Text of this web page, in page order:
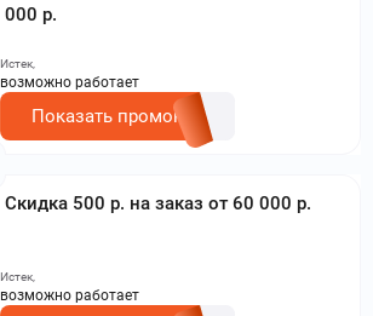
000 р.
Истек,
возможно работает
Показать промокод
Скидка 500 р. на заказ от 60 000 р.
Истек,
возможно работает